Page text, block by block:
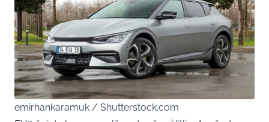
emirhankaramuk / Shutterstock.com